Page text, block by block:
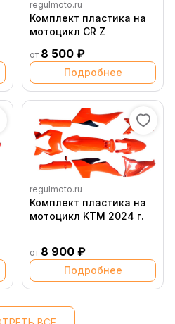
regulmoto.ru
Комплект пластика на
мотоцикл CR Z
от 8 500 ₽
Подробнее
regulmoto.ru
Комплект пластика на
мотоцикл KTM 2024 г.
от 8 900 ₽
Подробнее